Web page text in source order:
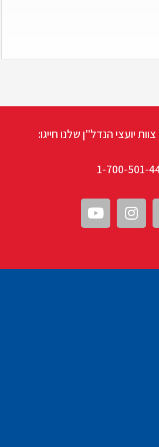
יועצי הנדל"ן שלנו חייגו:
1-700-501-